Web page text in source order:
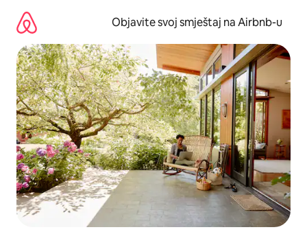
sadržaj
Objavite svoj smještaj na Airbnb-u